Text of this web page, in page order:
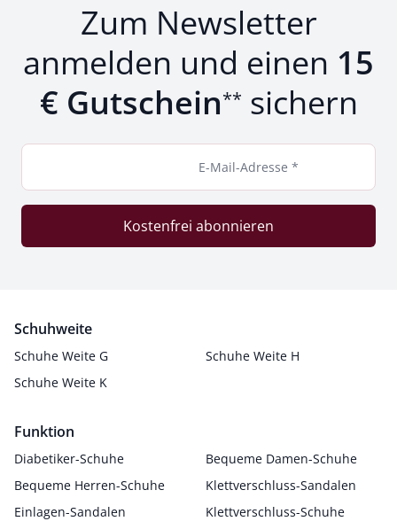
Zum Newsletter
anmelden und einen 15
€ Gutschein** sichern
E-Mail-Adresse *
Kostenfrei abonnieren
Schuhweite
Schuhe Weite G
Schuhe Weite H
Schuhe Weite K
Funktion
Diabetiker-Schuhe
Bequeme Damen-Schuhe
Bequeme Herren-Schuhe
Klettverschluss-Sandalen
Einlagen-Sandalen
Klettverschluss-Schuhe